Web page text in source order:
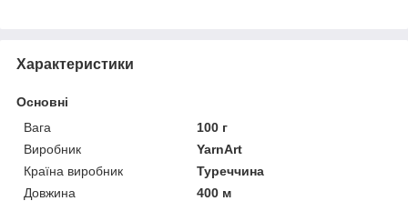
Характеристики
Основні
Вага
100 г
Виробник
YarnArt
Країна виробник
Туреччина
Довжина
400 м